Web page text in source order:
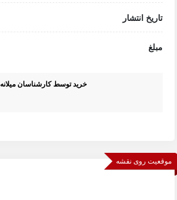
تاریخ انتشار
مبلغ
خرید توسط کارشناسان میلانه
موقعیت روی نقشه